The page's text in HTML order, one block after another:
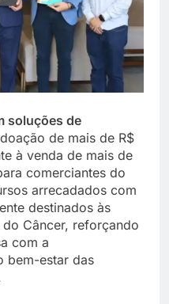
soluções de
de mais de R$
à venda de mais de
comerciantes do
arrecadados com
destinados às
do Câncer, reforçando
com a
bem-estar das